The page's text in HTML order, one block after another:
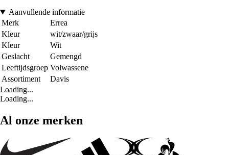
Aanvullende informatie
Merk
Errea
Kleur
wit/zwaar/grijs
Kleur
Wit
Geslacht
Gemengd
Leeftijdsgroep Volwassene
Assortiment
Davis
Loading...
Loading...
Al onze merken